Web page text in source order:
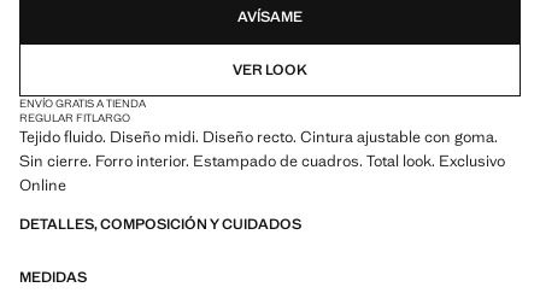
AVÍSAME
VER LOOK
ENVÍO GRATIS A TIENDA
REGULAR FITLARGO
Tejido fluido. Diseño midi. Diseño recto. Cintura ajustable con goma.
Sin cierre. Forro interior. Estampado de cuadros. Total look. Exclusivo
Online
DETALLES, COMPOSICIÓN Y CUIDADOS
MEDIDAS